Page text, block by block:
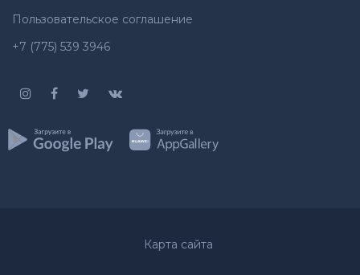
Пользовательское соглашение
+7 (775) 539 3946
Карта сайта